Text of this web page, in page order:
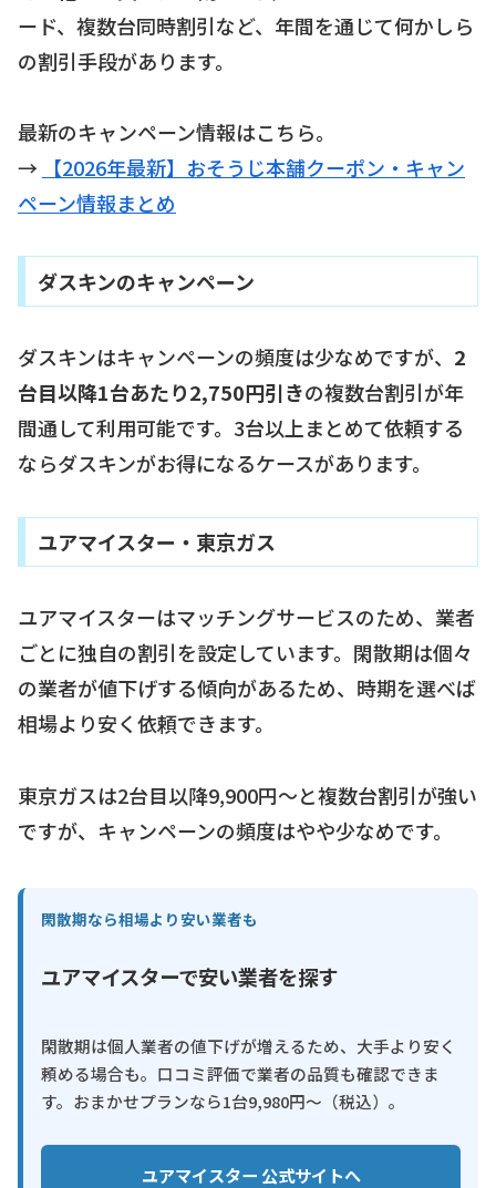
ード、複数台同時割引など、年間を通じて何かしら
の割引手段があります。
最新のキャンペーン情報はこちら。
→
【2026年最新】おそうじ本舗クーポン・キャン
ペーン情報まとめ
ダスキンのキャンペーン
ダスキンはキャンペーンの頻度は少なめですが、 2
台目以降1台あたり2,750円引きの複数台割引が年
間通して利用可能です。3台以上まとめて依頼する
ならダスキンがお得になるケースがあります。
ユアマイスター・東京ガス
ユアマイスターはマッチングサービスのため、業者
ごとに独自の割引を設定しています。閑散期は個々
の業者が値下げする傾向があるため、時期を選べば
相場より安く依頼できます。
東京ガスは2台目以降9,900円〜と複数台割引が強い
ですが、キャンペーンの頻度はやや少なめです。
閑散期なら相場より安い業者も
ユアマイスターで安い業者を探す
閑散期は個人業者の値下げが増えるため、大手より安く
頼める場合も。口コミ評価で業者の品質も確認できま
す。おまかせプランなら1台9,980円〜（税込）。
ユアマイスター 公式サイトへ